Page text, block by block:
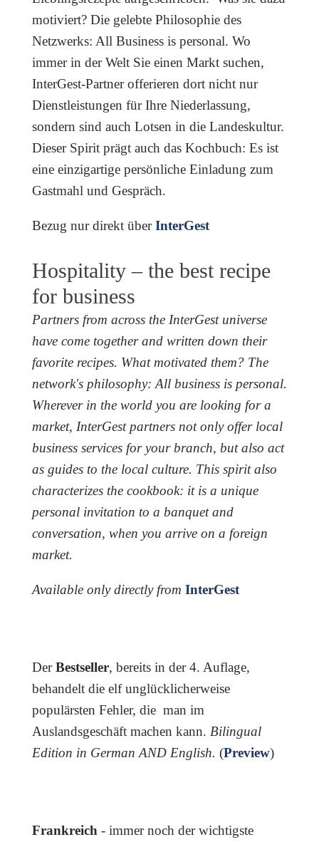
motiviert? Die gelebte Philosophie des
Netzwerks: All Business is personal. Wo
immer in der Welt Sie einen Markt suchen,
InterGest-Partner offerieren dort nicht nur
Dienstleistungen für Ihre Niederlassung,
sondern sind auch Lotsen in die Landeskultur.
Dieser Spirit prägt auch das Kochbuch: Es ist
eine einzigartige persönliche Einladung zum
Gastmahl und Gespräch.
Bezug nur direkt überInterGest
Hospitality – the best recipe
for business
Partners from across the InterGest universe
have come together and written down their
favorite recipes. What motivated them? The
network's philosophy: All business is personal.
Wherever in the world you are looking for a
market, InterGest partners not only offer local
business services for your branch, but also act
as guides to the local culture. This spirit also
characterizes the cookbook: it is a unique
personal invitation to a banquet and
conversation, when you arrive on a foreign
market.
Available only directly from InterGest
DerBestseller, bereits in der 4. Auflage,
behandelt die elf unglücklicherweise
populärsten Fehler, die man im
Auslandsgeschäft machen kann. Bilingual
Edition in German AND English. (Preview)
Frankreich - immer noch der wichtigste